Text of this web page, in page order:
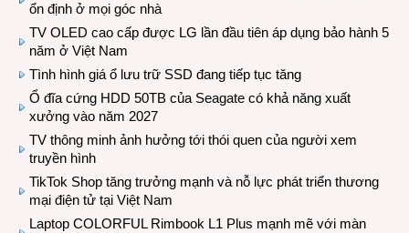
ổn định ở mọi góc nhà
TV OLED cao cấp được LG lần đầu tiên áp dụng bảo hành 5
năm ở Việt Nam
Tình hình giá ổ lưu trữ SSD đang tiếp tục tăng
Ổ đĩa cứng HDD 50TB của Seagate có khả năng xuất
xưởng vào năm 2027
TV thông minh ảnh hưởng tới thói quen của người xem
truyền hình
TikTok Shop tăng trưởng mạnh và nỗ lực phát triển thương
mại điện tử tại Việt Nam
Laptop COLORFUL Rimbook L1 Plus mạnh mẽ với màn